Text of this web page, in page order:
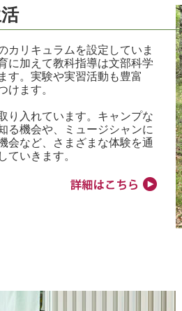
キュラムを設定していま
に加えて教科指導は文部科学
す。実験や実習活動も豊富
ます。
り入れています。キャンプな
る機会や、ミュージシャンに
会など、さまざまな体験を通
ていきます。